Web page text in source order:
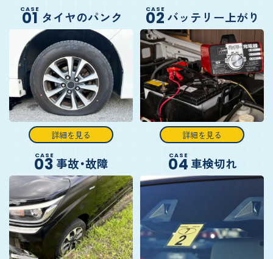
CASE
01 タイヤのパンク
詳細を見る
CASE
02 バッテリー上がり
詳細を見る
CASE
03事故・故障 CASE
04 車検切れ